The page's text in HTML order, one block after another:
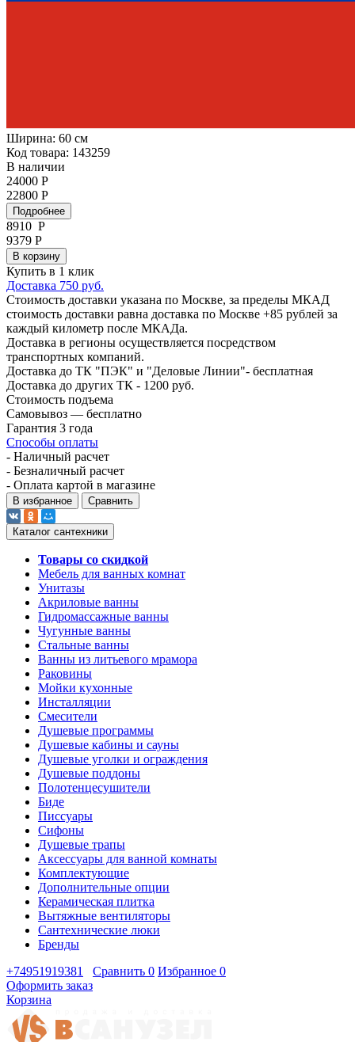
Ширина: 60 см
Код товара: 143259
В наличии
24000 Р
22800 Р
Подробнее
8910 Р
9379 Р
В корзину
Купить в 1 клик
Доставка 750 руб.
Стоимость доставки указана по Москве, за пределы МКАД
стоимость доставки равна доставка по Москве +85 рублей за
каждый километр после МКАДа.
Доставка в регионы осуществляется посредством
транспортных компаний.
Доставка до ТК "ПЭК" и "Деловые Линии"- бесплатная
Доставка до других ТК - 1200 руб.
Стоимость подъема
Самовывоз — бесплатно
Гарантия 3 года
Способы оплаты
- Наличный расчет
- Безналичный расчет
- Оплата картой в магазине
В избранное Сравнить
Каталог сантехники
Товары со скидкой
Мебель для ванных комнат
Унитазы
Акриловые ванны
Гидромассажные ванны
Чугунные ванны
Стальные ванны
Ванны из литьевого мрамора
Раковины
Мойки кухонные
Инсталляции
Смесители
Душевые программы
Душевые кабины и сауны
Душевые уголки и ограждения
Душевые поддоны
Полотенцесушители
Биде
Писсуары
Сифоны
Душевые трапы
Аксессуары для ванной комнаты
Комплектующие
Дополнительные опции
Керамическая плитка
Вытяжные вентиляторы
Сантехнические люки
Бренды
+74951919381
Сравнить 0 Избранное 0
Оформить заказ
Корзина